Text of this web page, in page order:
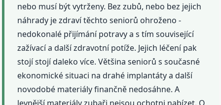
nebo musí být vytrženy. Bez zubů, nebo bez jejich
náhrady je zdraví těchto seniorů ohroženo -
nedokonalé přijímání potravy a s tím související
zažívací a další zdravotní potíže. Jejich léčení pak
stojí stojí daleko více. Většina seniorů s současné
ekonomické situaci na drahé implantáty a další
novodobé materiály finančně nedosáhne. A